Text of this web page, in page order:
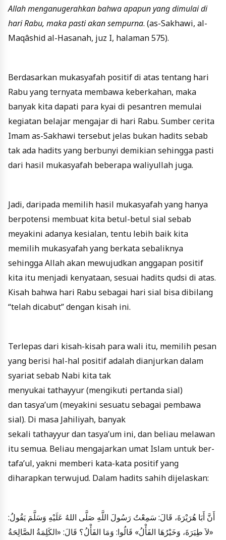
Allah menganugerahkan bahwa apapun yang dimulai di
hari Rabu, maka pasti akan sempurna. (as-Sakhawi, al-
Maqâshid al-Hasanah, juz I, halaman 575).
Berdasarkan mukasyafah positif di atas tentang hari
Rabu yang ternyata membawa keberkahan, maka
banyak kita dapati para kyai di pesantren memulai
kegiatan belajar mengajar di hari Rabu. Sumber cerita
Imam as-Sakhawi tersebut jelas bukan hadits sebab
tak ada hadits yang berbunyi demikian sehingga pasti
dari hasil mukasyafah beberapa waliyullah juga.
Jadi, daripada memilih hasil mukasyafah yang hanya
berpotensi membuat kita betul-betul sial sebab
meyakini adanya kesialan, tentu lebih baik kita
memilih mukasyafah yang berkata sebaliknya
sehingga Allah akan mewujudkan anggapan positif
kita itu menjadi kenyataan, sesuai hadits qudsi di atas.
Kisah bahwa hari Rabu sebagai hari sial bisa dibilang
“telah dicabut” dengan kisah ini.
Terlepas dari kisah-kisah para wali itu, memilih pesan
yang berisi hal-hal positif adalah dianjurkan dalam
syariat sebab Nabi kita tak
menyukai tathayyur (mengikuti pertanda sial)
dan tasya’um (meyakini sesuatu sebagai pembawa
sial). Di masa Jahiliyah, banyak
sekali tathayyur dan tasya’um ini, dan beliau melawan
itu semua. Beliau mengajarkan umat Islam untuk ber-
tafa’ul, yakni memberi kata-kata positif yang
diharapkan terwujud. Dalam hadits sahih dijelaskan:
أَنَّ أَبَا هُرَيْرَةَ، قَالَ: سَمِعْتُ رَسُولَ اللَّهِ صَلَّى اللهُ عَلَيْهِ وَسَلَّمَ يَقُولُ:
«لاَ طِيَرَةَ، وَخَيْرُهَا الفَأْلُ» قَالُوا: وَمَا الفَأْلُ؟ قَالَ: «الكَلِمَةُ الصَّالِحَةُ